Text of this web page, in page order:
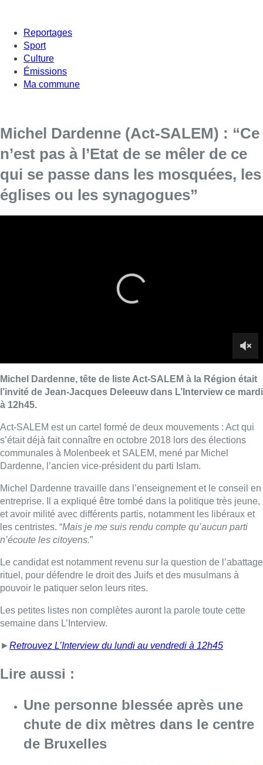
Reportages
Sport
Culture
Émissions
Ma commune
Michel Dardenne (Act-SALEM) : “Ce
n’est pas à l’Etat de se mêler de ce
qui se passe dans les mosquées, les
églises ou les synagogues”
s’était déjà fait connaître en octobre 2018 lors des élections
communales à Molenbeek et SALEM, mené par Michel
Michel Dardenne travaille dans l’enseignement et le conseil en
entreprise. Il a expliqué être tombé dans la politique très jeune,
et avoir milité avec différents partis, notamment les libéraux et
n’écoute les citoyens.”
Le candidat est notamment revenu sur la question de l’abattage
pouvoir le patiquer selon leurs rites.
Les petites listes non complètes auront la parole toute cette
semaine dans L’Interview.
►Retrouvez L’Interview du lundi au vendredi à 12h45
Lire aussi :
Une personne blessée après une
chute de dix mètres dans le centre
de Bruxelles